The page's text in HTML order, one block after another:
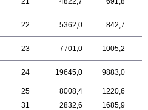
22 5362,0 842,7
23 7701,0 1005,2
24 19645,0 9883,0
25 8008,4
1220,6
31 2832,6
1685,9